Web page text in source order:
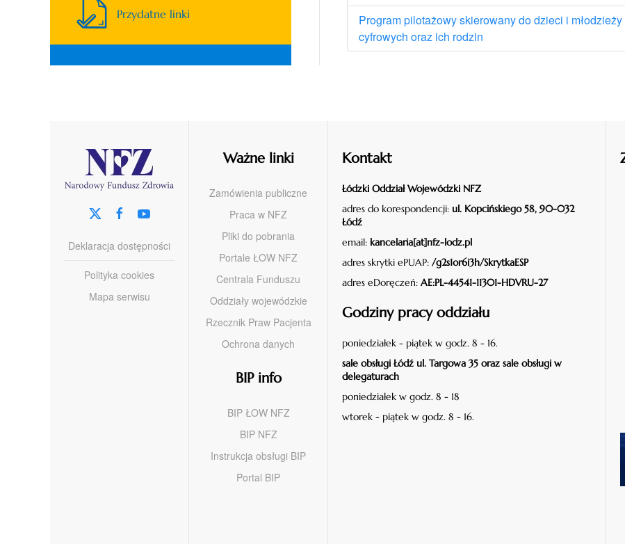
Program pilotażowy skierowany do dzieci i
cyfrowych oraz ich rodzin
Przydatne linki
Deklaracja dostępności
Polityka cookies
Mapa serwisu
Ważne linki
Zamówienia publiczne
Praca w NFZ
Pliki do pobrania
Portale ŁOW NFZ
Centrala Funduszu
Oddziały wojewódzkie
Rzecznik Praw Pacjenta
Ochrona danych
BIP info
BIP ŁOW NFZ
BIP NFZ
Instrukcja obsługi BIP
Portal BIP
Kontakt
Łódzki Oddział Wojewódzki NFZ
adres do korespondencji: ul. Kopcińskiego 58, 90-032
Łódź
email: kancelaria[at]nfz-lodz.pl
adres skrytki ePUAP: /g2s1or6i3h/SkrytkaESP
adres eDoręczeń: AE:PL-44541-11301-HDVRU-27
Godziny pracy oddziału
poniedziałek - piątek w godz. 8 - 16.
sale obsługi Łódź ul. Targowa 35 oraz sale obsługi w
delegaturach
poniedziałek w godz. 8 - 18
wtorek - piątek w godz. 8 - 16.